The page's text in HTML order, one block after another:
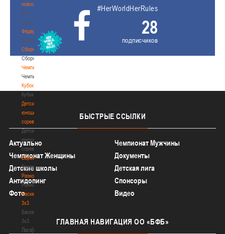
новости
Все
новости
Федерация
Федерация
Сборные
Сборные
Чемпионат
Чемпионат
Кубок
Кубок
Детско-
юношеские
соревнования
Детско-
юношеские
соревнования
Еврокубки
Еврокубки
Разное
Разное
Баскетбол
3х3
Баскетбол
3х3
Лого[modid=121]
#HerWorldHerRules
28
подписчиков
БЫСТРЫЕ ССЫЛКИ
Актуально
Чемпионат Мужчины
Чемпионат Женщины
Документы
Детские школы
Детская лига
Антидопинг
Спонсоры
Фото
Видео
ГЛАВНАЯ НАВИГАЦИЯ ОО «БФБ»